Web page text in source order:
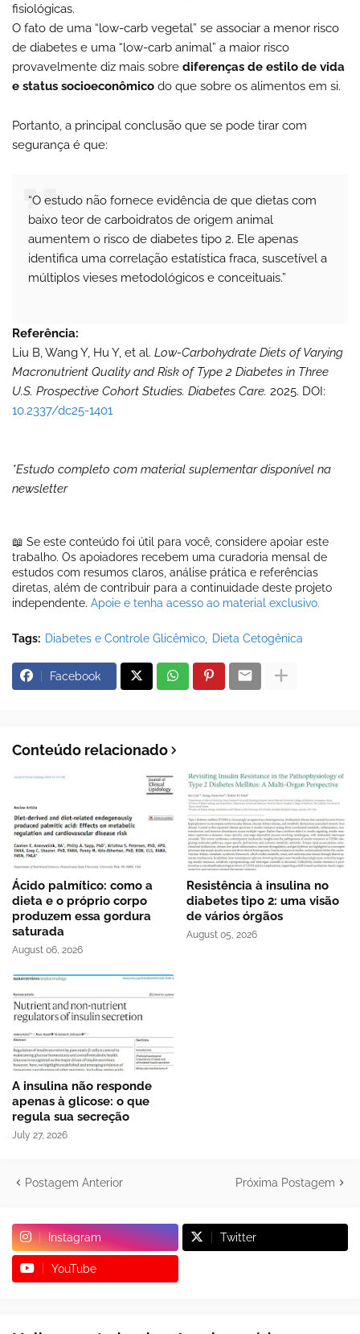
fisiológicas.
O fato de uma “low-carb vegetal” se associar a menor risco
de diabetes e uma “low-carb animal” a maior risco
provavelmente diz mais sobre diferenças de estilo de vida
e status socioeconômico do que sobre os alimentos em si.
Portanto, a principal conclusão que se pode tirar com
segurança é que:
“O estudo não fornece evidência de que dietas com
baixo teor de carboidratos de origem animal
aumentem o risco de diabetes tipo 2. Ele apenas
identifica uma correlação estatística fraca, suscetível a
múltiplos vieses metodológicos e conceituais.”
Referência:
Liu B, Wang Y, Hu Y, et al. Low-Carbohydrate Diets of Varying
Macronutrient Quality and Risk of Type 2 Diabetes in Three
U.S. Prospective Cohort Studies. Diabetes Care. 2025. DOI:
10.2337/dc25-1401
*Estudo completo com material suplementar disponível na
newsletter
📖 Se este conteúdo foi útil para você, considere apoiar este
trabalho. Os apoiadores recebem uma curadoria mensal de
estudos com resumos claros, análise prática e referências
diretas, além de contribuir para a continuidade deste projeto
independente. Apoie e tenha acesso ao material exclusivo.
Tags: Diabetes e Controle Glicêmico Dieta Cetogênica
Facebook
Conteúdo relacionado
Ácido palmítico: como a
dieta e o próprio corpo
produzem essa gordura
saturada
August 06, 2026
Resistência à insulina no
diabetes tipo 2: uma visão
de vários órgãos
August 05, 2026
A insulina não responde
apenas à glicose: o que
regula sua secreção
July 27, 2026
Postagem Anterior Próxima Postagem
Instagram Twitter
YouTube